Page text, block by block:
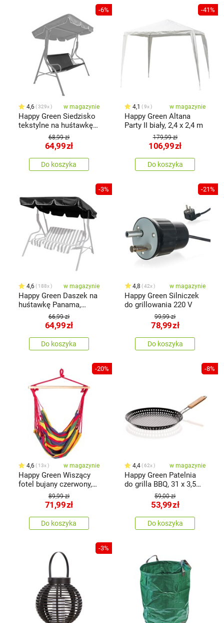
-6%
4,6 329x w magazynie
Happy Green Siedzisko
tekstylne na huśtawkę
Panama, ciemnoszary
68,99 zł
64,99zł
Do koszyka
-41%
4,1 9x w magazynie
Happy Green Altana
Party II biały, 2,4 x 2,4 m
179,99 zł
106,99zł
Do koszyka
-3%
4,6 188x w magazynie
Happy Green Daszek na
huśtawkę Panama,
ciemnoszary
66,99 zł
64,99zł
Do koszyka
-21%
4,8 42x w magazynie
Happy Green Silniczek
do grillowania 220 V
99,99 zł
78,99zł
Do koszyka
-20%
4,6 13x w magazynie
Happy Green Wiszący
fotel bujany czerwony,
100 x 100 cm
89,99 zł
71,99zł
Do koszyka
-8%
4,4 62x w magazynie
Happy Green Patelnia
do grilla BBQ, 31 x 3,5
59,00 zł
53,99zł
Do koszyka
-3%